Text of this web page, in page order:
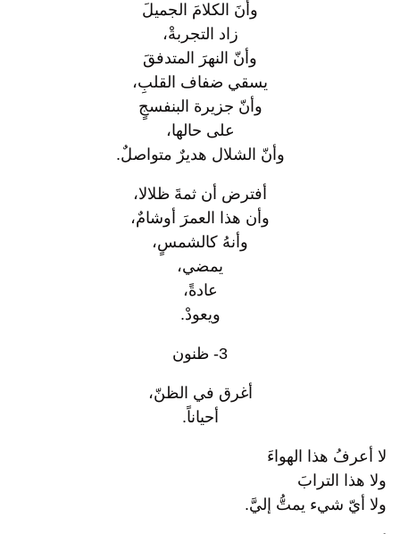
وأنَ الكلامَ الجميلَ
زاد التجربةْ،
وأنّ النهرَ المتدفقَ
يسقي ضفاف القلبِ،
وأنّ جزيرة البنفسجٍ
على حالها،
وأنّ الشلال هديرٌ متواصلٌ.
أفترض أن ثمةَ ظلالا،
وأن هذا العمرَ أوشامٌ،
وأنهُ كالشمسٍ،
يمضي،
عادةً،
ويعودْ.
3- ظنون
أغرق في الظنّ،
أحياناً.
لا أعرفُ هذا الهواءَ
ولا هذا الترابَ
ولا أيّ شيء يمتُّ إليَّ.